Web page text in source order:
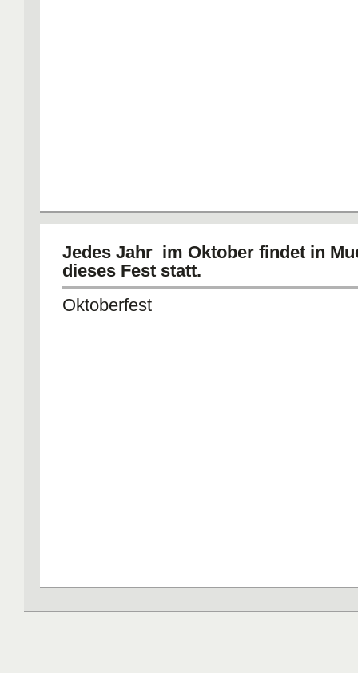
Jedes Jahr im Oktober findet in
dieses Fest statt.
Oktoberfest